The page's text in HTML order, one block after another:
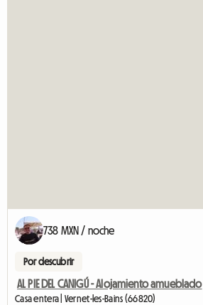
738 MXN / noche
Por descubrir
AL PIE DEL CANIGÚ - Alojamiento amueblado
Casa entera | Vernet-les-Bains (66820)